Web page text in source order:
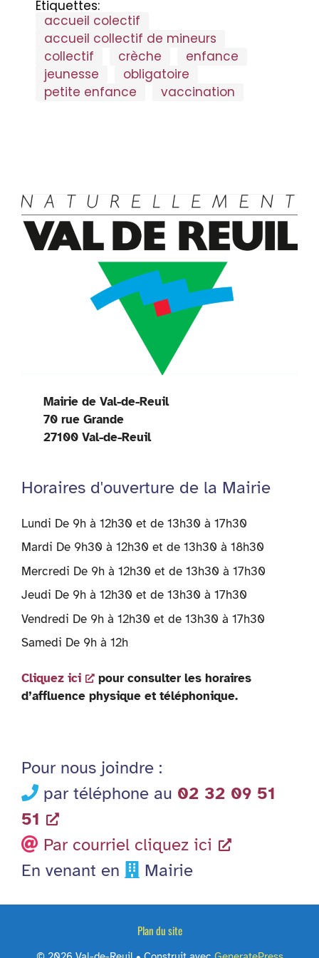
b
o
o
k
s
A
p
p
n
g
er
ri
e
n
dl
er
Étiquettes:
accueil colectif
accueil collectif de mineurs
collectif
crèche
enfance
jeunesse
obligatoire
petite enfance
vaccination
Mairie de Val-de-Reuil
70 rue Grande
27100 Val-de-Reuil
Horaires d'ouverture de la Mairie
Lundi De 9h à 12h30 et de 13h30 à 17h30
Mardi De 9h30 à 12h30 et de 13h30 à 18h30
Mercredi De 9h à 12h30 et de 13h30 à 17h30
Jeudi De 9h à 12h30 et de 13h30 à 17h30
Vendredi De 9h à 12h30 et de 13h30 à 17h30
Samedi De 9h à 12h
Cliquez ici
pour consulter les horaires
d’affluence physique et téléphonique.
Pour nous joindre :
par téléphone au 02 32 09 51
51
Par courriel cliquez ici
En venant en
Mairie
Plan du site